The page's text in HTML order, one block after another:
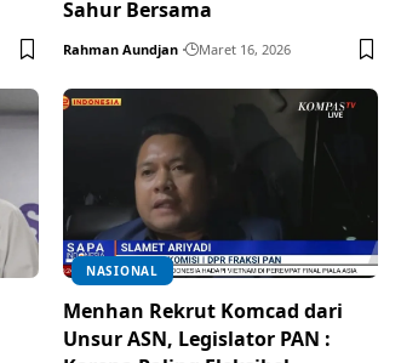
Sahur Bersama
Rahman Aundjan Maret 16, 2026
NASIONAL
Menhan Rekrut Komcad dari
Unsur ASN, Legislator PAN :